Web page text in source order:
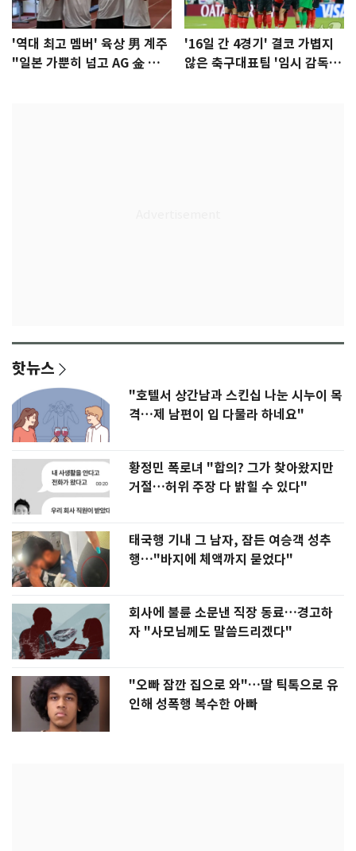
'역대 최고 멤버' 육상 男 계주
"일본 가뿐히 넘고 AG 金 따겠
'16일 간 4경기' 결코 가볍지
않은 축구대표팀 '임시 감독'
핫뉴스
"호텔서 상간남과 스킨십 나눈 시누이 목
격…제 남편이 입 다물라 하네요"
황정민 폭로녀 "합의? 그가 찾아왔지만
거절…허위 주장 다 밝힐 수 있다"
태국행 기내 그 남자, 잠든 여승객 성추
행…"바지에 체액까지 묻었다"
회사에 불륜 소문낸 직장 동료…경고하
자 "사모님께도 말씀드리겠다"
"오빠 잠깐 집으로 와"…딸 틱톡으로 유
인해 성폭행 복수한 아빠